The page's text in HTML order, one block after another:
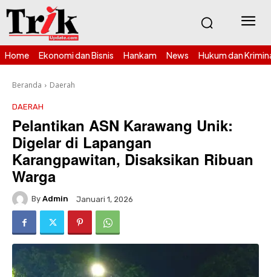
Home Ekonomi dan Bisnis Hankam News Hukum dan
Beranda Daerah
DAERAH
Pelantikan ASN Karawang Unik:
Digelar di Lapangan
Karangpawitan, Disaksikan Ribuan
Warga
By Admin Januari 1, 2026